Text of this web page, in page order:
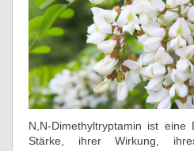
N,N-Dimethyltryptamin ist
Stärke, ihrer Wirkung,